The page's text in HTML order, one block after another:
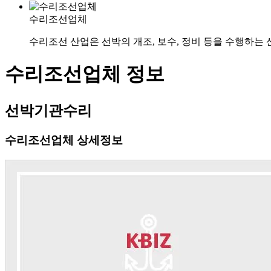
수리조선업체
수리조선 산업은 선박의 개조, 보수, 정비 등을 수행하는
수리조선업체 정보
선박기관수리
수리조선업체 상세정보